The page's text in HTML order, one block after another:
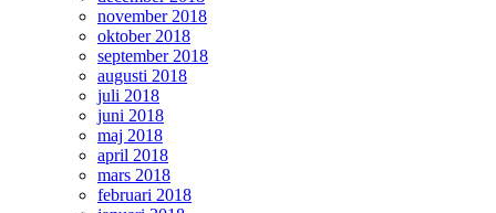
november 2018
oktober 2018
september 2018
augusti 2018
juli 2018
juni 2018
maj 2018
april 2018
mars 2018
februari 2018